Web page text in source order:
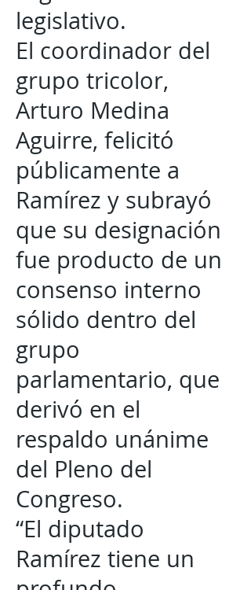
legislativo.
El coordinador del
grupo tricolor,
Arturo Medina
Aguirre, felicitó
públicamente a
Ramírez y subrayó
que su designación
fue producto de un
consenso interno
sólido dentro del
grupo
parlamentario, que
derivó en el
respaldo unánime
del Pleno del
Congreso.
“El diputado
Ramírez tiene un